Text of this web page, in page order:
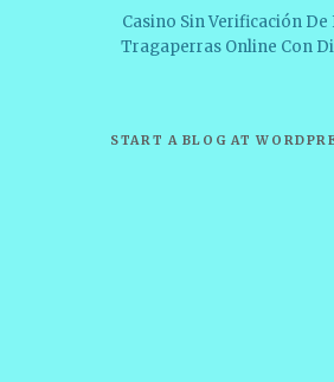
Casino Sin Verificación
Tragaperras Online Con
START A BLOG AT